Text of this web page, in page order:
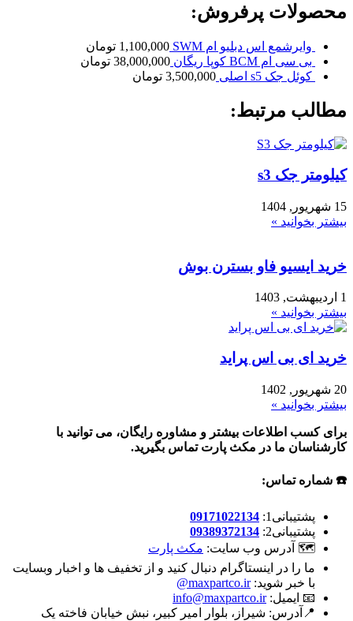
محصولات پرفروش:
وایرشمع اس دبلیو ام SWM 1,100,000 تومان
بی سی ام BCM کوپا ریگان
38,000,000 تومان
کوئل جک s5 اصلی
3,500,000 تومان
مطالب مرتبط:
کیلومتر جک s3
15 شهریور, 1404
بیشتر بخوانید »
خرید ایسیو فاو بسترن بوش
1 اردیبهشت, 1403
بیشتر بخوانید »
خرید ای بی اس پراید
20 شهریور, 1402
بیشتر بخوانید »
برای کسب اطلاعات بیشتر و مشاوره رایگان، می توانید با
کارشناسان ما در مکث پارت تماس بگیرید.
☎️ شماره تماس:
پشتیبانی1:
09171022134
پشتیبانی2:
09389372134
🗺 آدرس وب سایت: مکث پارت
ما را در اینستاگرام دنبال کنید و از تخفیف ها و اخبار وبسایت
با خبر شوید:maxpartco.ir@
📧 ایمیل:info@maxpartco.ir
📍آدرس: شیراز، بلوار امیر کبیر، نبش خیابان فاخته یک